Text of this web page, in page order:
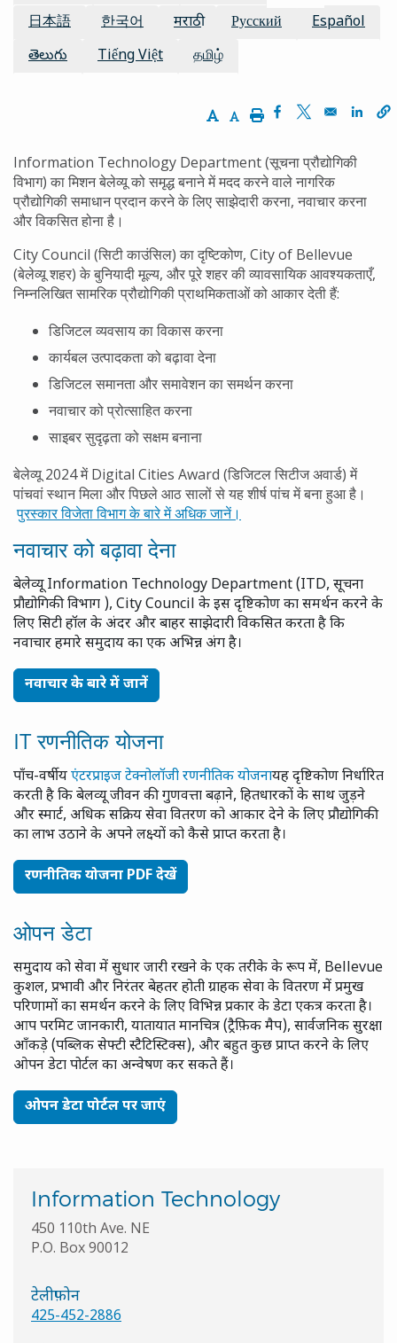
日本語
한국어 मराठी Русский
Español
తెలుగు
Tiếng Việt தமிழ்
Increase Text Size
Decrease Text Size
PrintOpens in a new
Opens in a
Information Technology Department (सूचना प्रौद्योगिकी
विभाग) का मिशन बेलेव्यू को समृद्ध बनाने में मदद करने वाले नागरिक
प्रौद्योगिकी समाधान प्रदान करने के लिए साझेदारी करना, नवाचार करना
और विकसित होना है।
City Council (सिटी काउंसिल) का दृष्टिकोण, City of Bellevue
(बेलेव्यू शहर) के बुनियादी मूल्य, और पूरे शहर की व्यावसायिक आवश्यकताएँ,
निम्नलिखित सामरिक प्रौद्योगिकी प्राथमिकताओं को आकार देती हैं:
डिजिटल व्यवसाय का विकास करना
कार्यबल उत्पादकता को बढ़ावा देना
डिजिटल समानता और समावेशन का समर्थन करना
नवाचार को प्रोत्साहित करना
साइबर सुदृढ़ता को सक्षम बनाना
बेलेव्यू 2024 में Digital Cities Award (डिजिटल सिटीज अवार्ड) में
पांचवां स्थान मिला और पिछले आठ सालों से यह शीर्ष पांच में बना हुआ है।
पुरस्कार विजेता विभाग के बारे में अधिक जानें।
नवाचार को बढ़ावा देना
बेलेव्यू Information Technology Department (ITD, सूचना
प्रौद्योगिकी विभाग ), City Council के इस दृष्टिकोण का समर्थन करने के
लिए सिटी हॉल के अंदर और बाहर साझेदारी विकसित करता है कि
नवाचार हमारे समुदाय का एक अभिन्न अंग है।
नवाचार के बारे में जानें
IT रणनीतिक योजना
पाँच-वर्षीयएंटरप्राइज टेक्नोलॉजी रणनीतिक योजनायह दृष्टिकोण निर्धारित
करती है कि बेलव्यू जीवन की गुणवत्ता बढ़ाने, हितधारकों के साथ जुड़ने
और स्मार्ट, अधिक सक्रिय सेवा वितरण को आकार देने के लिए प्रौद्योगिकी
का लाभ उठाने के अपने लक्ष्यों को कैसे प्राप्त करता है।
रणनीतिक योजना PDF देखें
ओपन डेटा
समुदाय को सेवा में सुधार जारी रखने के एक तरीके के रूप में, Bellevue
कुशल, प्रभावी और निरंतर बेहतर होती ग्राहक सेवा के वितरण में प्रमुख
परिणामों का समर्थन करने के लिए विभिन्न प्रकार के डेटा एकत्र करता है।
आप परमिट जानकारी, यातायात मानचित्र (ट्रैफ़िक मैप), सार्वजनिक सुरक्षा
आँकड़े (पब्लिक सेफ्टी स्टैटिस्टिक्स), और बहुत कुछ प्राप्त करने के लिए
ओपन डेटा पोर्टल का अन्वेषण कर सकते हैं।
ओपन डेटा पोर्टल पर जाएं
Information Technology
450 110th Ave. NE
P.O. Box 90012
टेलीफ़ोन
425-452-2886